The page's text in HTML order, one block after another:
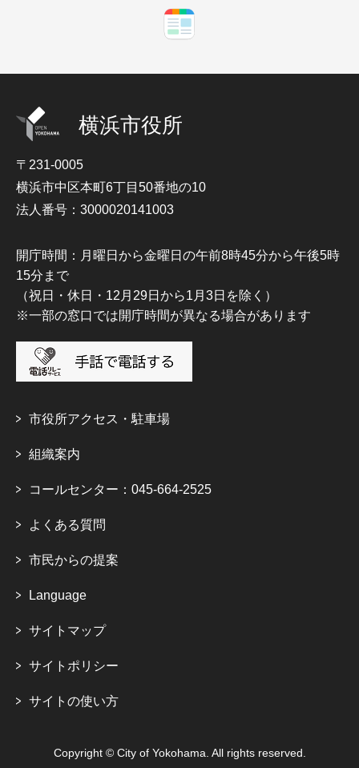
横浜市役所
〒231-0005
横浜市中区本町6丁目50番地の10
法人番号：3000020141003
開庁時間：月曜日から金曜日の午前8時45分から午後5時
15分まで
（祝日・休日・12月29日から1月3日を除く）
※一部の窓口では開庁時間が異なる場合があります
市役所アクセス・駐車場
組織案内
コールセンター：045-664-2525
よくある質問
市民からの提案
Language
サイトマップ
サイトポリシー
サイトの使い方
Copyright © City of Yokohama. All rights reserved.